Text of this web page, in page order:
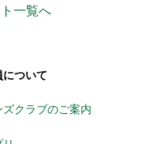
一覧へ
ついて
ズクラブのご案内